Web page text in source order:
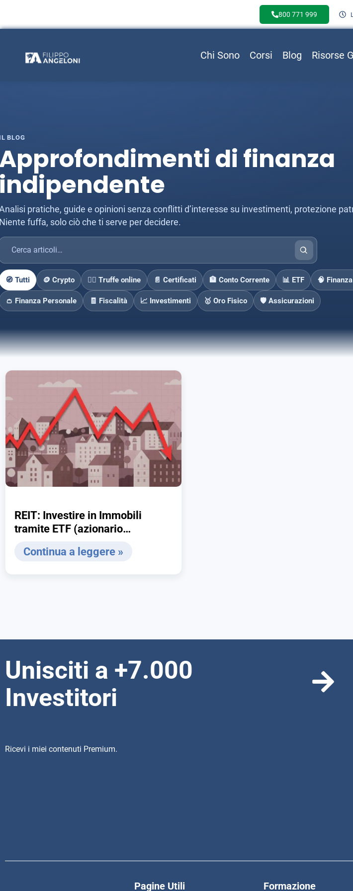
800 771 999
Chi Sono Corsi Blog Risorse
BLOG
di finanza
pratiche, guide e opinioni senza conflitti d’interesse su investimenti, protezione
fuffa, solo ciò che ti serve per decidere.
🧭 Tutti 🪙 Crypto 🕵️‍♂️ Truffe online 📄 Certificati 🏦 Conto Corrente 📊 ETF 🧠
👛 Finanza Personale 🧾 Fiscalità 📈 Investimenti 🥇 Oro Fisico 🛡️ Assicurazioni
REIT: Investire in Immobili
tramite ETF (azionario
Continua a leggere »
Unisciti a +7.000
Investitori
Ricevi i miei contenuti Premium.
Pagine Utili Formazione